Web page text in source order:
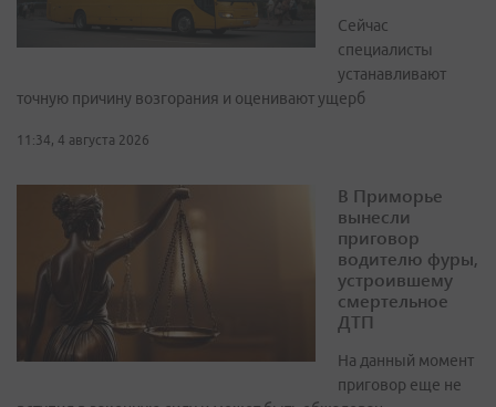
Сейчас
специалисты
устанавливают
точную причину возгорания и оценивают ущерб
11:34, 4 августа 2026
В Приморье
вынесли
приговор
водителю фуры,
устроившему
смертельное
ДТП
На данный момент
приговор еще не